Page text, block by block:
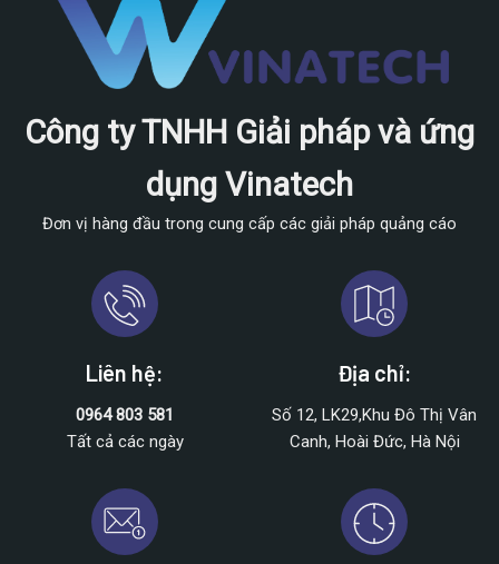
Công ty TNHH Giải pháp và ứng
dụng Vinatech
Đơn vị hàng đầu trong cung cấp các giải pháp quảng cáo
Liên hệ:
0964 803 581
Tất cả các ngày
Địa chỉ:
Số 12, LK29,Khu Đô Thị Vân
Canh, Hoài Đức, Hà Nội